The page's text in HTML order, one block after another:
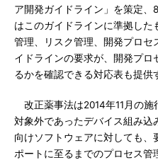
ア開発ガイドライン」を策定、
はこのガイドラインに準拠し
管理、リスク管理、開発プロ
イドラインの要求が、開発プ
るかを確認できる対応表も提供
改正薬事法は2014年11月の施
対象外であったデバイス組み込
向けソフトウェアに対しても
ポートに至るまでのプロセス管